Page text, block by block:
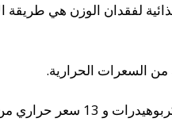
لفقدان الوزن هي طريقة